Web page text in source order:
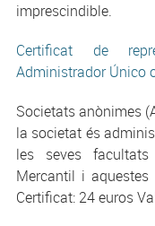
imprescindible.
Certificat de
Administrador Único
Societats anònimes
la societat és
les seves
Mercantil i
Certificat: 24 euros